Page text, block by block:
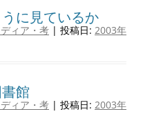
に見ているか
ィア・考 | 投稿日: 2003年
館
ィア・考 | 投稿日: 2003年